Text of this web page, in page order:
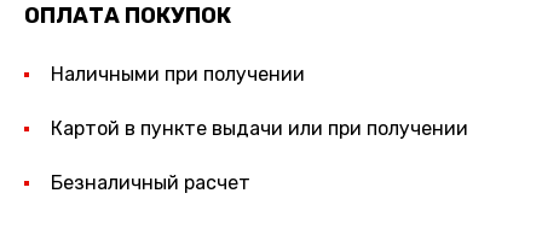
ОПЛАТА ПОКУПОК
Наличными при получении
Картой в пункте выдачи или при получении
Безналичный расчет